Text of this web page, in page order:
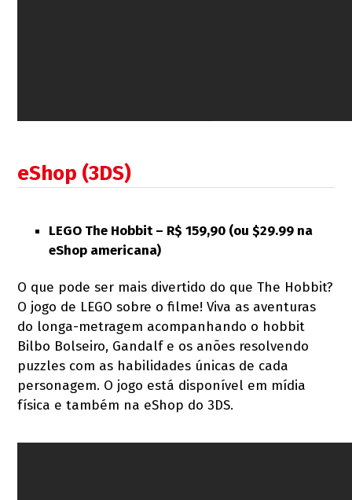
eShop (3DS)
LEGO The Hobbit – R$ 159,90 (ou $29.99 na
eShop americana)
O que pode ser mais divertido do que The Hobbit?
O jogo de LEGO sobre o filme! Viva as aventuras
do longa-metragem acompanhando o hobbit
Bilbo Bolseiro, Gandalf e os anões resolvendo
puzzles com as habilidades únicas de cada
personagem. O jogo está disponível em mídia
física e também na eShop do 3DS.